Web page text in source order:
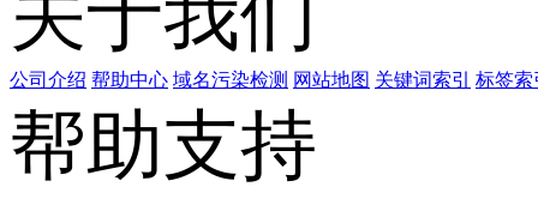
公司介绍 帮助中心 域名污染检测 网站地图 关键词索引 标签索
帮助支持